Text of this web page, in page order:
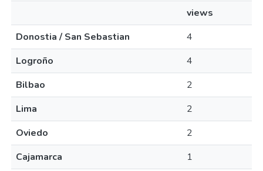
views
Donostia / San Sebastian
4
Logroño
4
Bilbao
2
Lima
2
Oviedo
2
Cajamarca
1